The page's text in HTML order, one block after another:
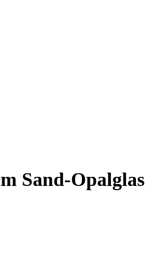
Sand-Opalglas